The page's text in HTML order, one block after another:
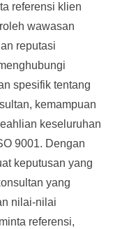
referensi klien
wawasan
reputasi
spesifik tentang
kemampuan
keseluruhan
9001. Dengan
keputusan yang
yang
nilai-nilai
referensi,